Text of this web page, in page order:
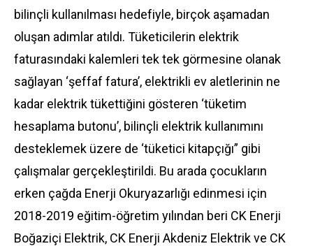
bilinçli kullanılması hedefiyle, birçok aşamadan
oluşan adımlar atıldı. Tüketicilerin elektrik
faturasındaki kalemleri tek tek görmesine olanak
sağlayan ‘şeffaf fatura’, elektrikli ev aletlerinin ne
kadar elektrik tükettiğini gösteren ‘tüketim
hesaplama butonu’, bilinçli elektrik kullanımını
desteklemek üzere de ‘tüketici kitapçığı” gibi
çalışmalar gerçekleştirildi. Bu arada çocukların
erken çağda Enerji Okuryazarlığı edinmesi için
2018-2019 eğitim-öğretim yılından beri CK Enerji
Boğaziçi Elektrik, CK Enerji Akdeniz Elektrik ve CK